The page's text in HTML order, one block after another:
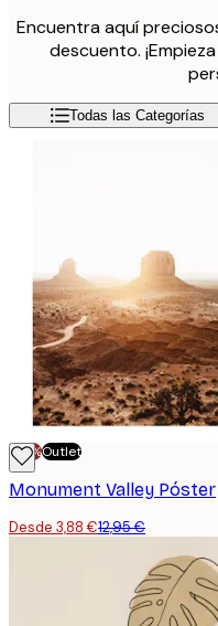
Encuentra aquí
descuento.
Todas las Categorías
-70%Outlet
Monument Valley Póster
Desde 3,88 €12,95 €